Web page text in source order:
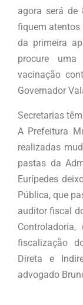
agora será de
fiquem atentos
da primeira
procure
vacinação
Governador
Secretarias
A Prefeitura
realizadas
pastas da
Eurípedes
Pública, que
auditor fiscal
fiscalização
Direta e
advogado